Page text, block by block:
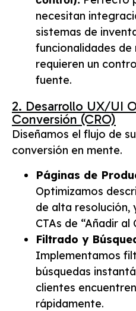
necesitan
sistemas de
funcionalidades de
requieren un
fuente.
2. Desarrollo UX/UI
Conversión (CRO)
Diseñamos el flujo de
conversión en mente.
Páginas de
Optimizamos
de alta resolución,
CTAs de “Añadir
Filtrado y
Implementamos
búsquedas
clientes
rápidamente.